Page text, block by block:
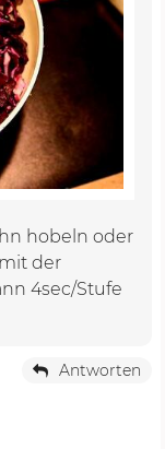
hobeln oder
der
4sec/Stufe
Antworten